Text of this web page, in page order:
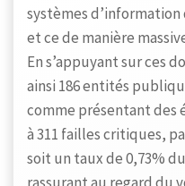
systèmes
et ce de manière
En s’appuyant sur ces
ainsi 186 entités
comme présentant des
à 311 failles critiques,
soit un taux de 0,73%